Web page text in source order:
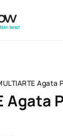
Agata
Agata